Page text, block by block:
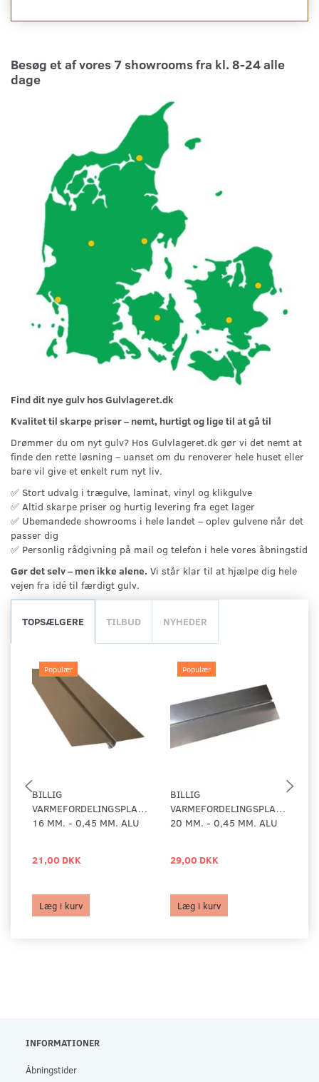
Besøg et af vores 7 showrooms fra kl. 8-24 alle
dage
Find dit nye gulv hos Gulvlageret.dk
Kvalitet til skarpe priser – nemt, hurtigt og lige til at gå til
Drømmer du om nyt gulv? Hos Gulvlageret.dk gør vi det nemt at
finde den rette løsning – uanset om du renoverer hele huset eller
bare vil give et enkelt rum nyt liv.
✅ Stort udvalg i trægulve, laminat, vinyl og klikgulve
✅ Altid skarpe priser og hurtig levering fra eget lager
✅ Ubemandede showrooms i hele landet – oplev gulvene når det
passer dig
✅ Personlig rådgivning på mail og telefon i hele vores åbningstid
Gør det selv – men ikke alene. Vi står klar til at hjælpe dig hele
vejen fra idé til færdigt gulv.
TOPSÆLGERE TILBUD NYHEDER
Populær
BILLIG
VARMEFORDELINGSPLADE
16 MM. - 0,45 MM. ALU
21,00 DKK
Læg i kurv
Populær
BILLIG
VARMEFORDELINGSPLADE
20 MM. - 0,45 MM. ALU
29,00 DKK
Læg i kurv
INFORMATIONER
Åbningstider